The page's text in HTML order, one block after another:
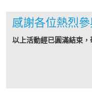
感謝各位熱烈參
以上活動經已圓滿結束